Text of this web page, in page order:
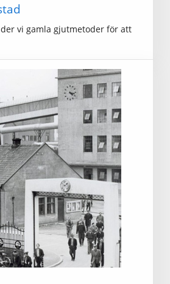
vi gamla gjutmetoder för att